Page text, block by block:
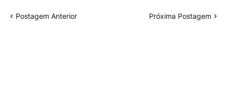
Postagem Anterior Próxima Postagem